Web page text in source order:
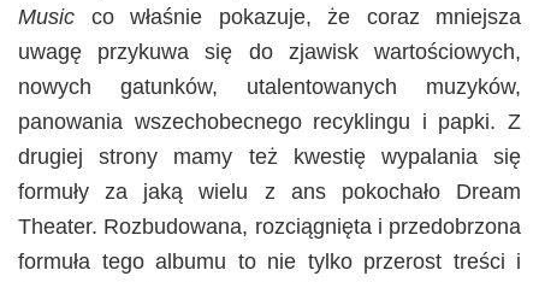
Music co właśnie pokazuje, że coraz mniejsza
uwagę przykuwa się do zjawisk wartościowych,
nowych gatunków, utalentowanych muzyków,
panowania wszechobecnego recyklingu i papki. Z
drugiej strony mamy też kwestię wypalania się
formuły za jaką wielu z ans pokochało Dream
Theater. Rozbudowana, rozciągnięta i przedobrzona
formuła tego albumu to nie tylko przerost treści i